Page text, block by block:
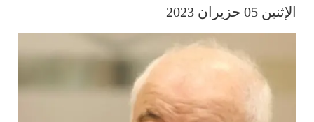
الإثنين 05 حزيران 2023